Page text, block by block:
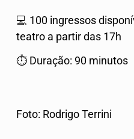
💻 100 ingressos
teatro a partir das 17h
⏱ Duração: 90 minutos
Foto: Rodrigo Terrini